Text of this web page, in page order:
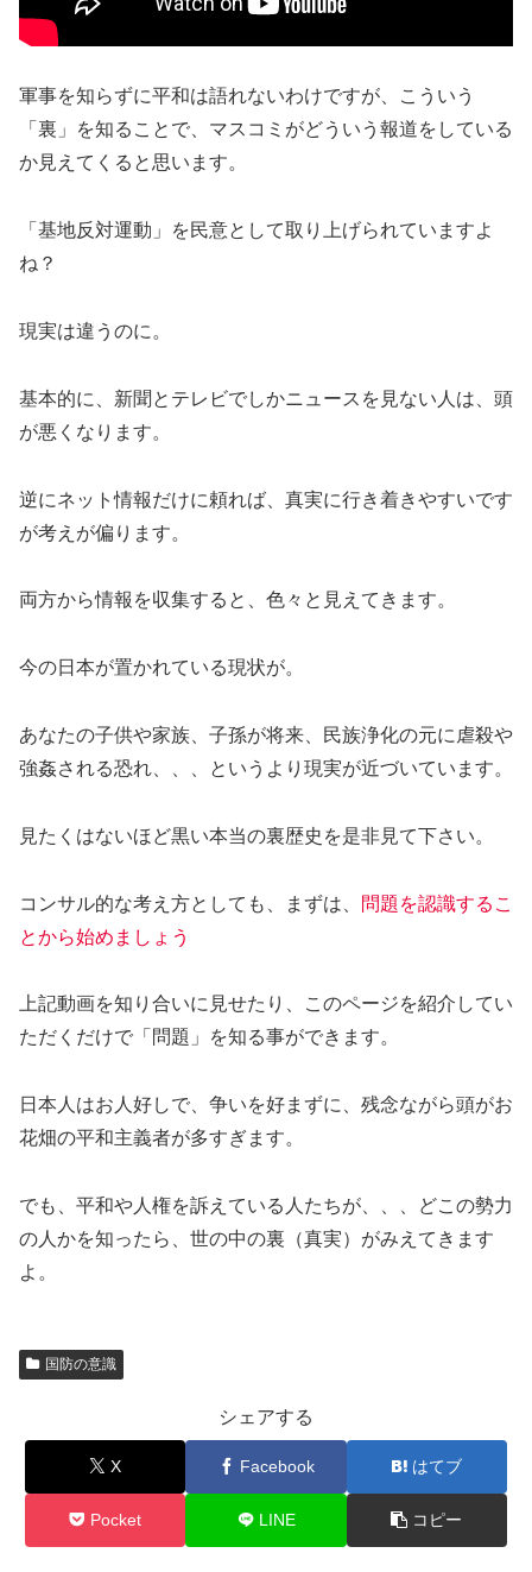
軍事を知らずに平和は語れないわけですが、こういう
「裏」を知ることで、マスコミがどういう報道をしている
か見えてくると思います。
「基地反対運動」を民意として取り上げられていますよ
ね？
現実は違うのに。
基本的に、新聞とテレビでしかニュースを見ない人は、頭
が悪くなります。
逆にネット情報だけに頼れば、真実に行き着きやすいです
が考えが偏ります。
両方から情報を収集すると、色々と見えてきます。
今の日本が置かれている現状が。
あなたの子供や家族、子孫が将来、民族浄化の元に虐殺や
強姦される恐れ、、、というより現実が近づいています。
見たくはないほど黒い本当の裏歴史を是非見て下さい。
コンサル的な考え方としても、まずは、
問題を認識するこ
とから始めましょう
上記動画を知り合いに見せたり、このページを紹介してい
ただくだけで「問題」を知る事ができます。
日本人はお人好しで、争いを好まずに、残念ながら頭がお
花畑の平和主義者が多すぎます。
でも、平和や人権を訴えている人たちが、、、どこの勢力
の人かを知ったら、世の中の裏（真実）がみえてきます
よ。
国防の意識
シェアする
X Facebook はてブ
Pocket LINE コピー